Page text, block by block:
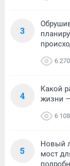
3
6 270
4
Какой
жизни
6 108
5
Новый
мост